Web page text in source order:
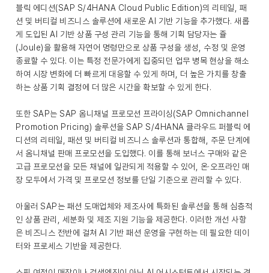
블릭 에디션(SAP S/4HANA Cloud Public Edition)의 리테일, 패
션 및 버티컬 비즈니스 솔루션에 새로운 AI 기반 기능을 추가했다. 새롭
게 도입된 AI 기반 상품 구성 관리 기능을 통해 기획 담당자는 쥴
(Joule)을 활용해 자연어 명령만으로 상품 구성을 생성, 수정 및 운영
종료할 수 있다. 이는 특정 전문가에게 집중되던 업무 병목 현상을 해소
하여 시장 변화에 더 빠르게 대응할 수 있게 하며, 더 높은 가치를 창출
하는 상품 기획 결정에 더 많은 시간을 확보할 수 있게 한다.
또한 SAP는 SAP 옴니채널 프로모션 프라이싱(SAP Omnichannel
Promotion Pricing) 솔루션을 SAP S/4HANA 클라우드 퍼블릭 에
디션의 리테일, 패션 및 버티컬 비즈니스 솔루션과 통합해, 주문 단계에
서 옴니채널 판매 프로모션을 도입했다. 이를 통해 보너스 구매와 같은
고급 프로모션을 모든 채널에 일관되게 적용할 수 있어, 온·오프라인 매
장 모두에서 가격 및 프로모션 정보를 단일 기준으로 관리할 수 있다.
아울러 SAP는 패션 도매업체와 제조사에 특화된 솔루션을 통해 심층적
인 상품 관리, 세분화 및 제조 지원 기능을 제공한다. 이러한 개선 사항
은 비즈니스 전반에 걸쳐 AI 기반 패션 운영을 구현하는 데 필요한 데이
터와 프로세스 기반을 제공한다.